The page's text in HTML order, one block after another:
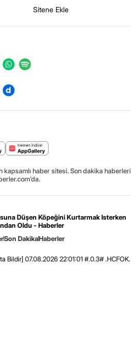
Sitene Ekle
kapsamlı haber sitesi. Son dakika haberleri
Düşen Köpeğini Kurtarmak Isterken
Oldu - Haberler
Son DakikaHaberler
Bildir] 07.08.2026 22:01:01 #.0.3# .HCFOK.